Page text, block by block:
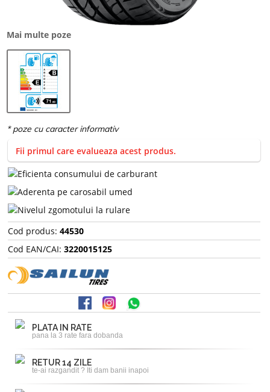
Mai multe poze
Fii primul care evalueaza acest produs.
Cod produs: 44530
Cod EAN/CAI: 3220015125
PLATA IN RATE
pana la 3 rate fara dobanda
RETUR 14 ZILE
te-ai razgandit ? Iti dam banii inapoi